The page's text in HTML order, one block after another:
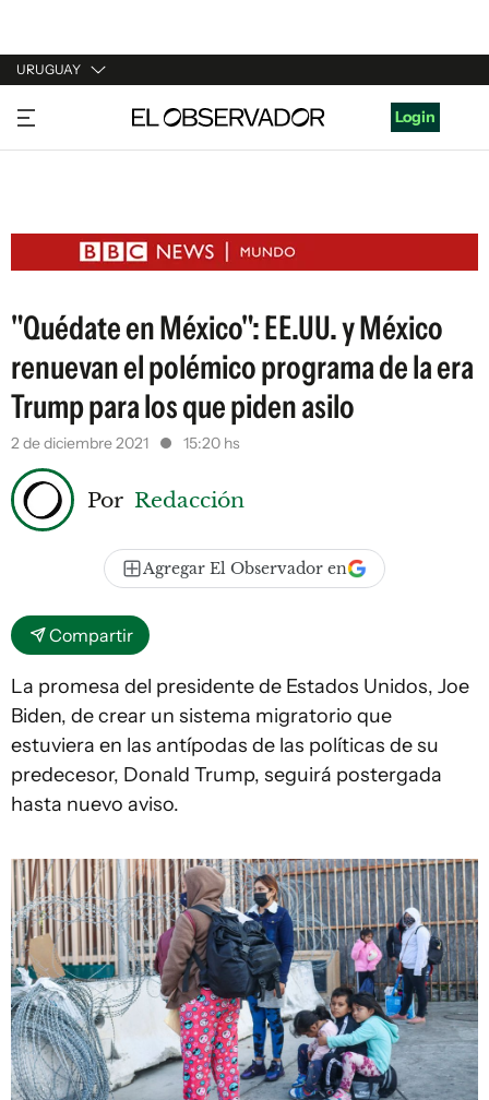
URUGUAY
URUGUAY
ARGENTINA
ESTADOS UNIDOS
Login
"Quédate en México": EE.UU. y México
renuevan el polémico programa de la era
Trump para los que piden asilo
2 de diciembre 2021 15:20 hs
Por Redacción
Agregar El Observador en
Compartir
La promesa del presidente de Estados Unidos, Joe
Biden, de crear un sistema migratorio que
estuviera en las antípodas de las políticas de su
predecesor, Donald Trump, seguirá postergada
hasta nuevo aviso.